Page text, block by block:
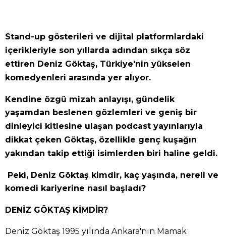
Stand-up gösterileri ve dijital platformlardaki
içerikleriyle son yıllarda adından sıkça söz
ettiren Deniz Göktaş, Türkiye'nin yükselen
komedyenleri arasında yer alıyor.
Kendine özgü mizah anlayışı, gündelik
yaşamdan beslenen gözlemleri ve geniş bir
dinleyici kitlesine ulaşan podcast yayınlarıyla
dikkat çeken Göktaş, özellikle genç kuşağın
yakından takip ettiği isimlerden biri haline geldi.
Peki, Deniz Göktaş kimdir, kaç yaşında, nereli ve
komedi kariyerine nasıl başladı?
DENİZ GÖKTAŞ KİMDİR?
Deniz Göktaş 1995 yılında Ankara'nın Mamak